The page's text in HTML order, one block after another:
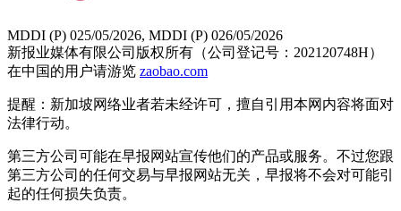
MDDI (P) 025/05/2026, MDDI (P) 026/05/2026
新报业媒体有限公司版权所有（公司登记号：202120748H）
在中国的用户请游览 zaobao.com
提醒：新加坡网络业者若未经许可，擅自引用本网内容将面对
法律行动。
第三方公司可能在早报网站宣传他们的产品或服务。不过您跟
第三方公司的任何交易与早报网站无关，早报将不会对可能引
起的任何损失负责。